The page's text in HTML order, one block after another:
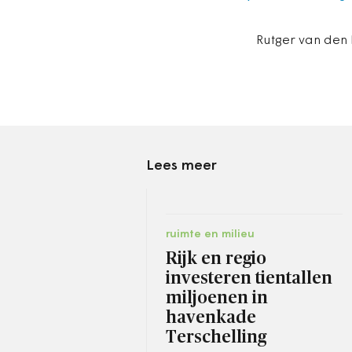
Rutger van
Lees meer
ruimte en milieu
Rijk en regio
investeren tientallen
miljoenen in
havenkade
Terschelling